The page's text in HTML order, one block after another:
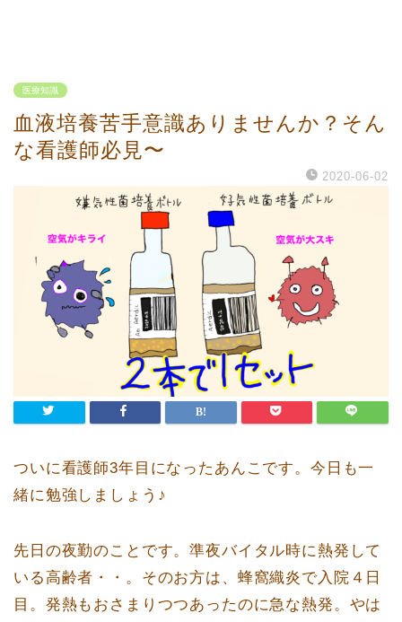
医療知識
血液培養苦手意識ありませんか？そん
な看護師必見〜
2020-06-02
ついに看護師3年目になったあんこです。今日も一
緒に勉強しましょう♪
先日の夜勤のことです。準夜バイタル時に熱発して
いる高齢者・・。そのお方は、蜂窩織炎で入院４日
目。発熱もおさまりつつあったのに急な熱発。やは